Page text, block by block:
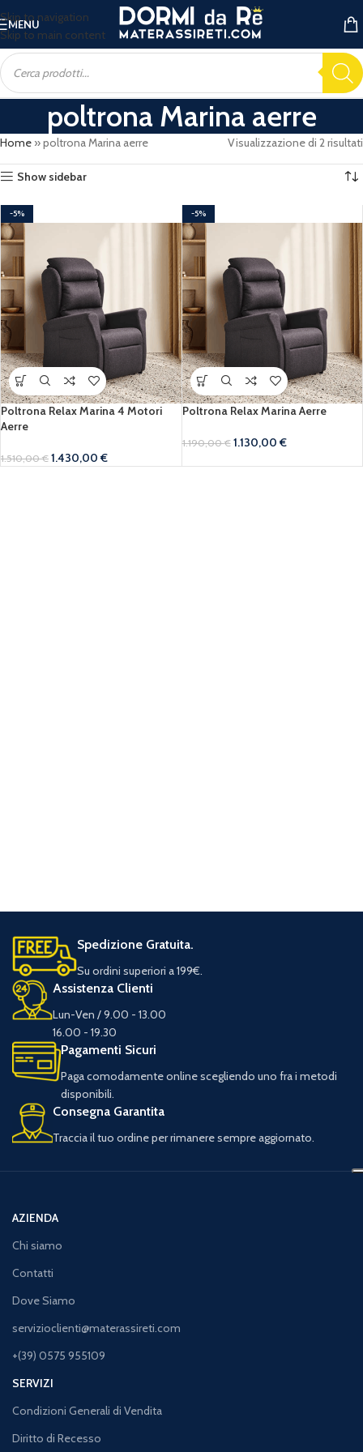
Skip to navigation
Skip to main content
MENU
poltrona Marina aerre
Home »poltrona Marina aerre Visualizzazione di 2 risultati
Show sidebar
-5%
Poltrona Relax Marina 4 Motori
Aerre
1.510,00€ 1.430,00€
-5%
Poltrona Relax Marina Aerre
1.190,00€ 1.130,00€
Spedizione Gratuita.
Su ordini superiori a 199€.
Assistenza Clienti
Lun-Ven / 9.00 - 13.00
16.00 - 19.30
Pagamenti Sicuri
Paga comodamente online scegliendo uno fra i metodi
disponibili.
Consegna Garantita
Traccia il tuo ordine per rimanere sempre aggiornato.
AZIENDA
Chi siamo
Contatti
Dove Siamo
servizioclienti@materassireti.com
+(39) 0575 955109
SERVIZI
Condizioni Generali di Vendita
Diritto di Recesso